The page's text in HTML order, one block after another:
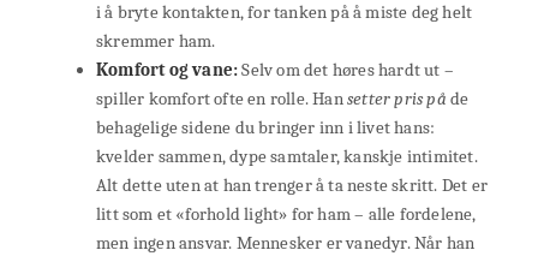
i å bryte kontakten, for tanken på å miste deg helt
skremmer ham.
Komfort og vane:Selv om det høres hardt ut –
spiller komfort ofte en rolle. Hansetter pris på de
behagelige sidene du bringer inn i livet hans:
kvelder sammen, dype samtaler, kanskje intimitet.
Alt dette uten at han trenger å ta neste skritt. Det er
litt som et «forhold light» for ham – alle fordelene,
men ingen ansvar. Mennesker er vanedyr. Når han